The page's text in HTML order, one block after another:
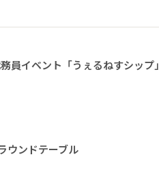
イベント「うぇるねすシップ」
ウンドテーブル